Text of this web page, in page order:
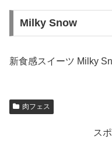
Milky Snow
新食感スイーツ Milky
肉フェス
ス